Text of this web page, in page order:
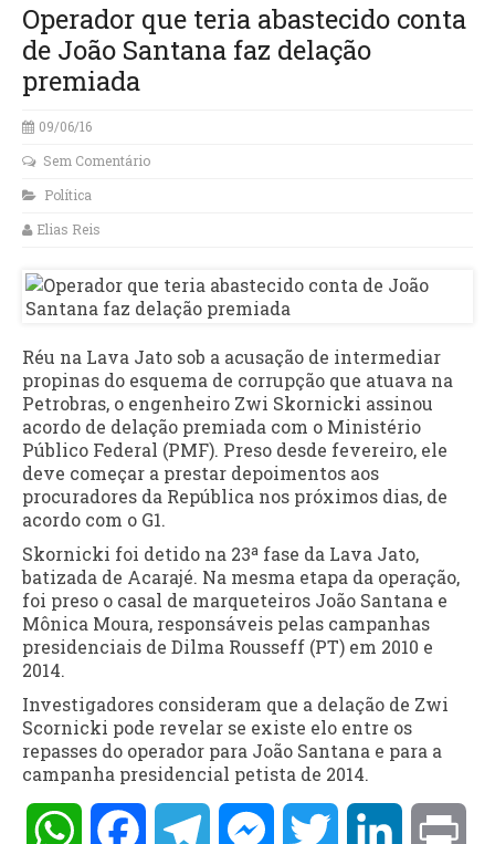
Operador que teria abastecido conta
de João Santana faz delação
premiada
09/06/16
Sem Comentário
Política
Elias Reis
Réu na Lava Jato sob a acusação de intermediar
propinas do esquema de corrupção que atuava na
Petrobras, o engenheiro Zwi Skornicki assinou
acordo de delação premiada com o Ministério
Público Federal (PMF). Preso desde fevereiro, ele
deve começar a prestar depoimentos aos
procuradores da República nos próximos dias, de
acordo com o G1.
Skornicki foi detido na 23ª fase da Lava Jato,
batizada de Acarajé. Na mesma etapa da operação,
foi preso o casal de marqueteiros João Santana e
Mônica Moura, responsáveis pelas campanhas
presidenciais de Dilma Rousseff (PT) em 2010 e
2014.
Investigadores consideram que a delação de Zwi
Scornicki pode revelar se existe elo entre os
repasses do operador para João Santana e para a
campanha presidencial petista de 2014.
WhatsAppFacebookTelegramMessengerTwitter LinkedIn